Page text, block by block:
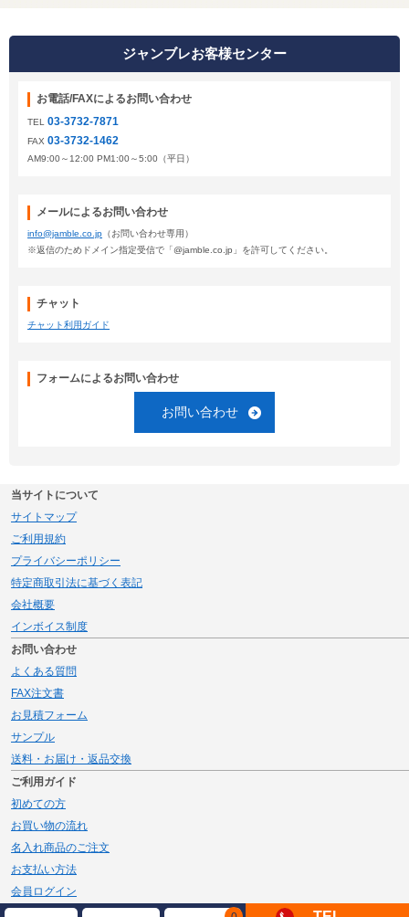
ジャンブレお客様センター
お電話/FAXによるお問い合わせ
TEL 03-3732-7871
FAX 03-3732-1462
AM9:00～12:00 PM1:00～5:00（平日）
メールによるお問い合わせ
info@jamble.co.jp （お問い合わせ専用）
※返信のためドメイン指定受信で「@jamble.co.jp」を許可してください。
チャット
チャット利用ガイド
フォームによるお問い合わせ
お問い合わせ
当サイトについて
サイトマップ
ご利用規約
プライバシーポリシー
特定商取引法に基づく表記
会社概要
インボイス制度
お問い合わせ
よくある質問
FAX注文書
お見積フォーム
サンプル
送料・お届け・返品交換
ご利用ガイド
初めての方
お買い物の流れ
名入れ商品のご注文
お支払い方法
会員ログイン
メルマガ登録